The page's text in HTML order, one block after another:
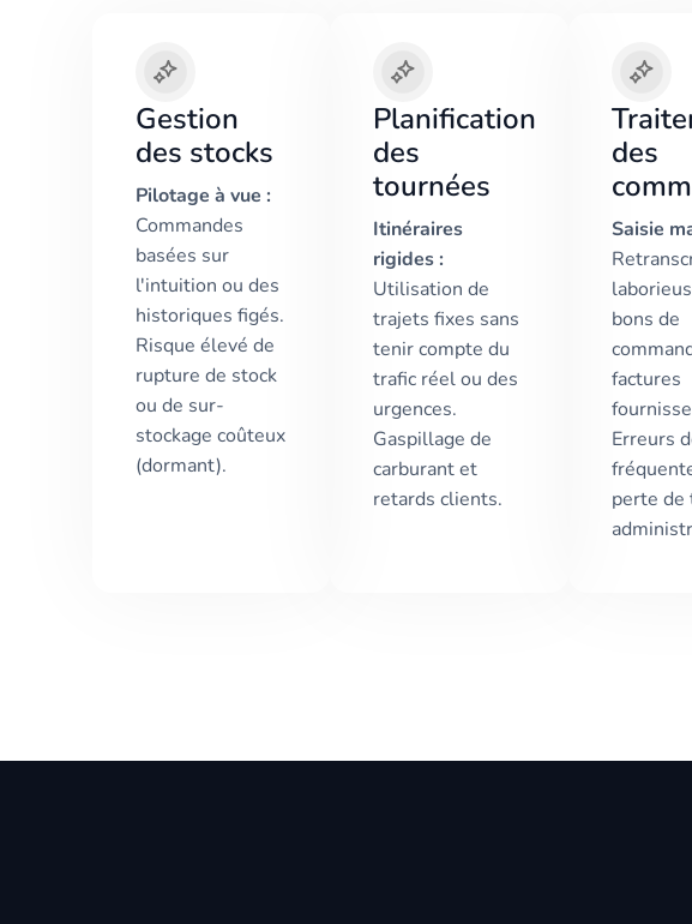
Gestion
des stocks
Pilotage à vue :
Commandes
basées sur
l'intuition ou des
historiques figés.
Risque élevé de
rupture de stock
ou de sur-
stockage coûteux
(dormant).
Planification
des
tournées
Itinéraires
rigides :
Utilisation de
trajets fixes sans
tenir compte du
trafic réel ou des
urgences.
Gaspillage de
carburant et
retards clients.
des
Saisie
bons de
factures
Erreurs
perte de